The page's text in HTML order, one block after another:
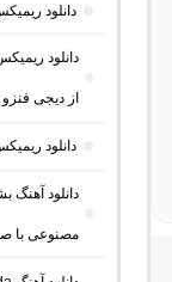
دانلود ریمیکس
دانلود
از دیجی فنزو
دانلود
دانلود آهنگ
مصنوعی با